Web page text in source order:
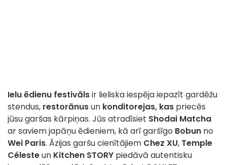
Ielu ēdienu festivālsir lieliska iespēja iepazīt gardēžu
stendus, restorānusun konditorejas, kas priecēs
jūsu garšas kārpiņas. Jūs atradīsiet Shodai Matcha
ar saviem japāņu ēdieniem, kā arī garšīgo Bobun no
Wei Paris. Āzijas garšu cienītājiem Chez XU, Temple
Célesteun Kitchen STORY piedāvā autentisku